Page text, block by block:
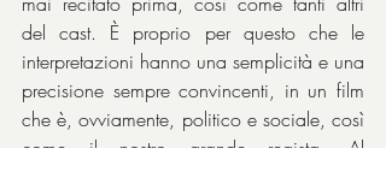
del cast. È proprio per questo che le
interpretazioni hanno una semplicità e una
precisione sempre convincenti, in un film
che è, ovviamente, politico e sociale, così
come il nostro grande regista. Al